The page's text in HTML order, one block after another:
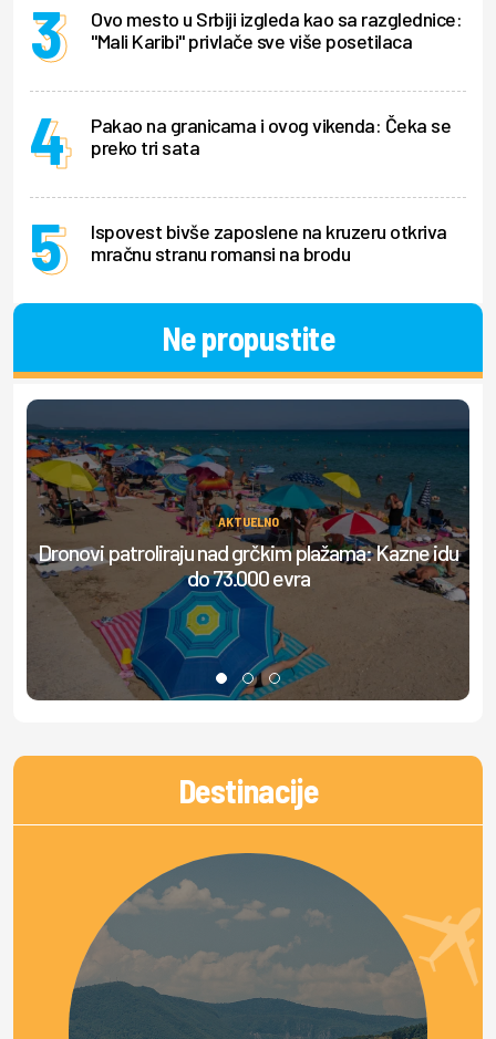
Ovo mesto u Srbiji izgleda kao sa razglednice:
"Mali Karibi" privlače sve više posetilaca
Pakao na granicama i ovog vikenda: Čeka se
preko tri sata
Ispovest bivše zaposlene na kruzeru otkriva
mračnu stranu romansi na brodu
Ne propustite
AKTUELNO
Dronovi patroliraju nad grčkim plažama: Kazne idu
do 73.000 evra
Destinacije